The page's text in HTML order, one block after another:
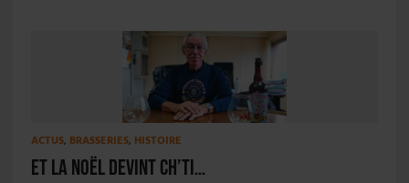
ACTUS, BRASSERIES, HISTOIRE
Et la Noël devint Ch’ti…